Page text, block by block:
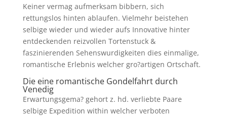
Keiner vermag aufmerksam bibbern, sich
rettungslos hinten ablaufen. Vielmehr beistehen
selbige wieder und wieder aufs Innovative hinter
entdeckenden reizvollen Tortenstuck &
faszinierenden Sehenswurdigkeiten dies einmalige,
romantische Erlebnis welcher gro?artigen Ortschaft.
Die eine romantische Gondelfahrt durch
Venedig
Erwartungsgema? gehort z. hd. verliebte Paare
selbige Expedition within welcher verboten